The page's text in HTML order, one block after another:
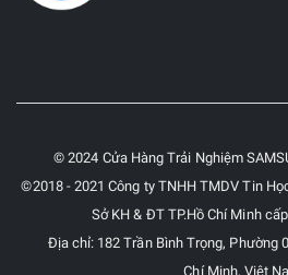
© 2024 Cửa Hàng Trải Nghiệm
©2018 - 2021 Công ty TNHH TMDV Tin
Sở KH & ĐT TP.Hồ Chí Minh
Địa chỉ: 182 Trần Bình Trọng, Phường
Chí Minh, Việt